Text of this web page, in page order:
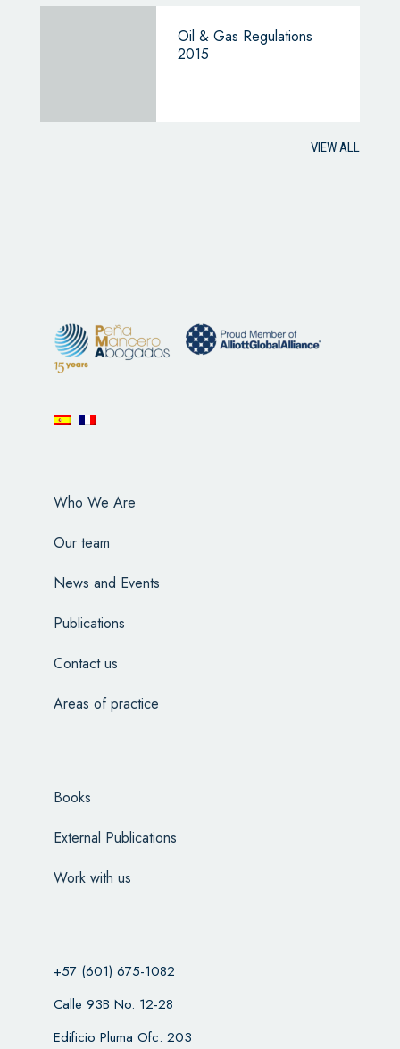
Oil & Gas Regulations
2015
VIEW ALL
Who We Are
Our team
News and Events
Publications
Contact us
Areas of practice
Books
External Publications
Work with us
+57 (601) 675-1082
Calle 93B No. 12-28
Edificio Pluma Ofc. 203